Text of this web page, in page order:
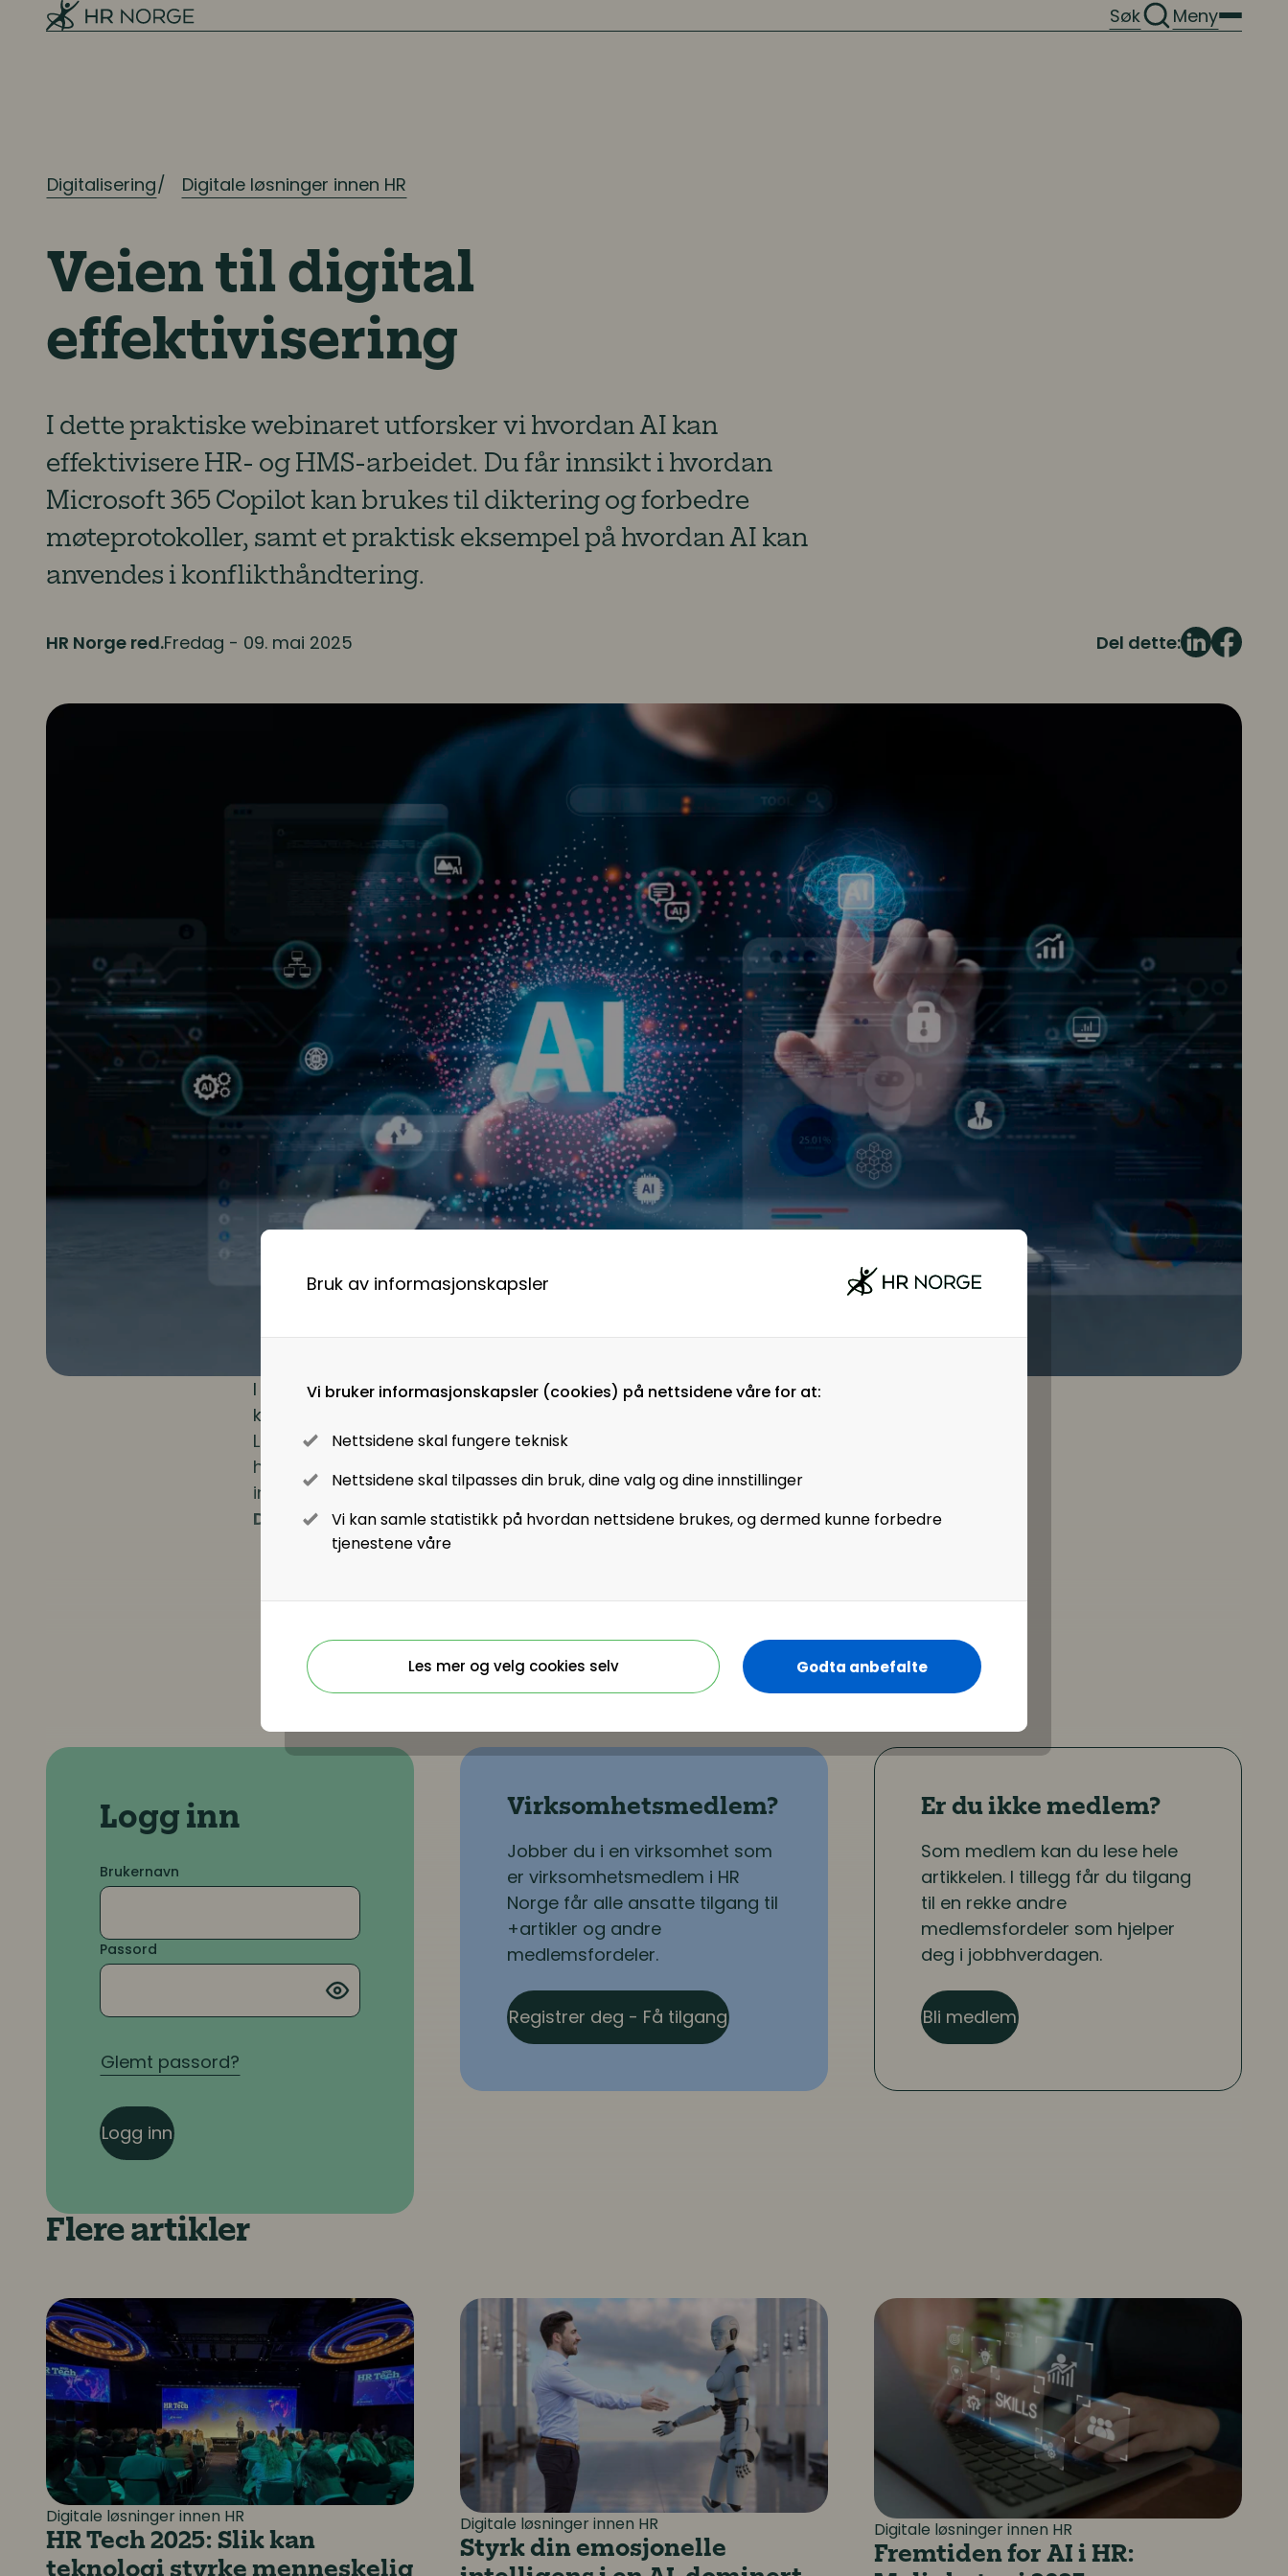
Bruk av informasjonskapsler
Vi bruker informasjonskapsler (cookies) på nettsidene våre for at:
Nettsidene skal fungere teknisk
Nettsidene skal tilpasses din bruk, dine valg og dine innstillinger
Vi kan samle statistikk på hvordan nettsidene brukes, og dermed kunne forbedre
tjenestene våre
Les mer og velg cookies selv Godta anbefalte
Søk Meny
Digitalisering Digitale løsninger innen HR
Veien til digital
effektivisering
I dette praktiske webinaret utforsker vi hvordan AI kan
effektivisere HR- og HMS-arbeidet. Du får innsikt i hvordan
Microsoft 365 Copilot kan brukes til diktering og forbedre
møteprotokoller, samt et praktisk eksempel på hvordan AI kan
anvendes i konflikthåndtering.
HR Norge red.Fredag - 09. mai 2025 Del dette:
I webinaret ser vi på hvordan arbeidsprosesser kan forbedres gjennom AI, og hvordan du
kan skape en kultur for vellykket AI-implementering.
Lars Erik Brekne Johnsen, rådgiver i Kristiansand Kommune, deler sine erfaringer med
hvordan AI kan tilpasses ulike jobbroller, samtidig som han tar hensyn til GDPR,
informasjonssikkerhet og EU-lovgivning.
Du lærer om:
Tilpasning av AI-verktøy til din jobbrolle
Praktiske eksempler på AI i arbeidsp...
Ønsker du å lese hele artikkelen må du være
medlem i HR Norge
Logg inn
Brukernavn
Passord
Glemt passord?
Logg inn
Virksomhetsmedlem?
Jobber du i en virksomhet som
er virksomhetsmedlem i HR
Norge får alle ansatte tilgang til
+artikler og andre
medlemsfordeler.
Registrer deg - Få tilgang
Er du ikke medlem?
Som medlem kan du lese hele
artikkelen. I tillegg får du tilgang
til en rekke andre
medlemsfordeler som hjelper
deg i jobbhverdagen.
Bli medlem
Flere artikler
Digitale løsninger innen HR
HR Tech 2025: Slik kan
HR Tech 2025: Slik kan teknologi styrke menneskelig kompetanse
Digitale løsninger innen HR
Styrk din emosjonelle
Styrk din emosjonelle intelligens i en AI-dominert arbeidshverdag
Digitale løsninger innen HR
Fremtiden for AI i HR:
Fremtiden for AI i HR: Muligheter i 2025